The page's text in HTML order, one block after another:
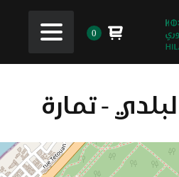
0
- تمارة